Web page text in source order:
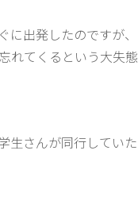
出発したのですが、
れてくるという大失態
生さんが同行していた